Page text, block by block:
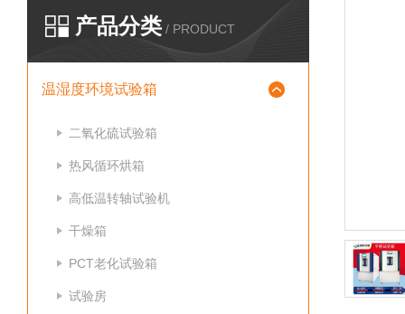
产品分类 / PRODUCT
温湿度环境试验箱
二氧化硫试验箱
热风循环烘箱
高低温转轴试验机
干燥箱
PCT老化试验箱
试验房